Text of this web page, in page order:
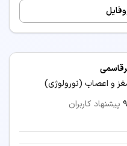
و اعصاب (نورولوژی)
پیشنهاد کاربران